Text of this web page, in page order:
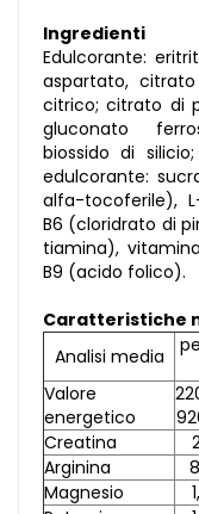
Ingredienti
Edulcorante:
aspartato,
citrico; citrato di
gluconato
biossido di
edulcorante:
alfa-tocoferile),
B6 (cloridrato di
tiamina),
B9 (acido folico).
Caratteristiche
Analisi media
Valore
energetico
Creatina
Arginina
Magnesio